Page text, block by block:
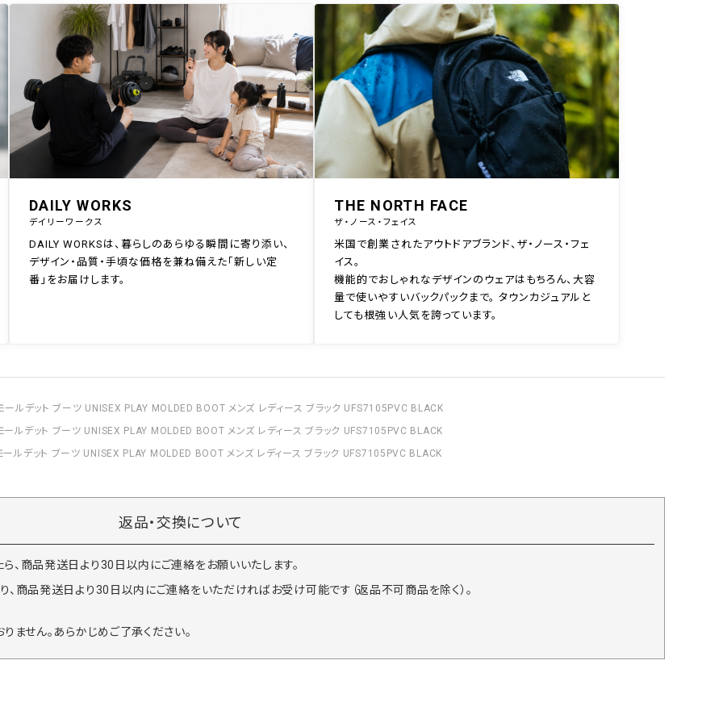
DAILY WORKS
デイリーワークス
DAILY WORKSは、暮らしのあらゆる瞬間に寄り添い、
デザイン・品質・手頃な価格を兼ね備えた「新しい定
番」をお届けします。
THE NORTH FACE
ザ・ノース・フェイス
米国で創業されたアウトドアブランド、ザ・ノース・フェ
イス。
機能的でおしゃれなデザインのウェアはもちろん、大容
量で使いやすいバックパックまで。 タウンカジュアルと
しても根強い人気を誇っています。
ールデット ブーツ UNISEX PLAY MOLDED BOOT メンズ レディース ブラック UFS7105PVC BLACK
ールデット ブーツ UNISEX PLAY MOLDED BOOT メンズ レディース ブラック UFS7105PVC BLACK
ールデット ブーツ UNISEX PLAY MOLDED BOOT メンズ レディース ブラック UFS7105PVC BLACK
返品・交換について
、商品発送日より30日以内にご連絡をお願いいたします。
、商品発送日より30日以内にご連絡をいただければお受け可能です（返品不可商品を除く）。
ません。あらかじめご了承ください。